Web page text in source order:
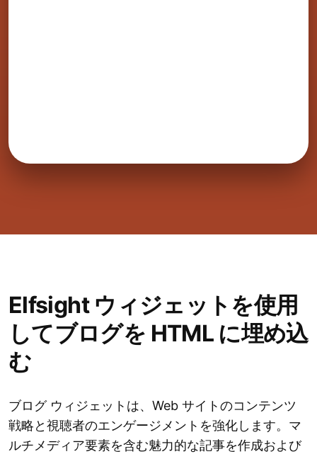
Elfsight ウィジェットを使用
してブログを HTML に埋め込
む
ブログ ウィジェットは、Web サイトのコンテンツ
戦略と視聴者のエンゲージメントを強化します。マ
ルチメディア要素を含む魅力的な記事を作成および